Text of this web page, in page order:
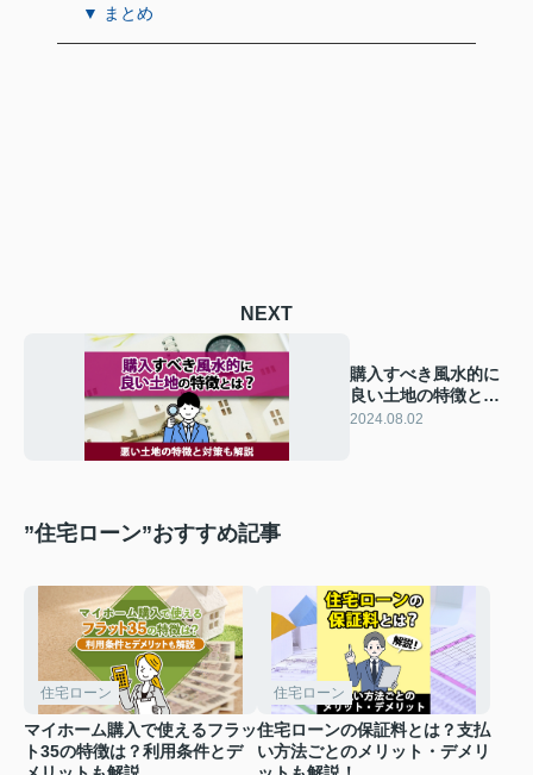
▼ まとめ
NEXT
購入すべき風水的に
良い土地の特徴と
は？悪い土地の特徴
2024.08.02
”住宅ローン”おすすめ記事
住宅ローン
マイホーム購入で使えるフラッ
ト35の特徴は？利用条件とデ
住宅ローン
住宅ローンの保証料とは？支払
い方法ごとのメリット・デメリ